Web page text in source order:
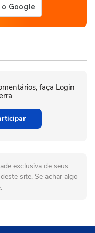
faça Login
exclusiva de seus
site. Se achar algo